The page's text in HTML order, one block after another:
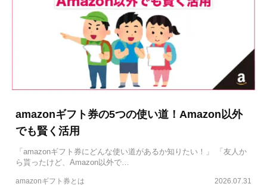
amazonギフト券の5つの使い道！Amazon以外
でも賢く活用
「amazonギフト券にどんな使い道があるか知りたい！」 「友人か
ら貰ったけど、Amazon以外で…
2026.07.31
amazonギフト券とは